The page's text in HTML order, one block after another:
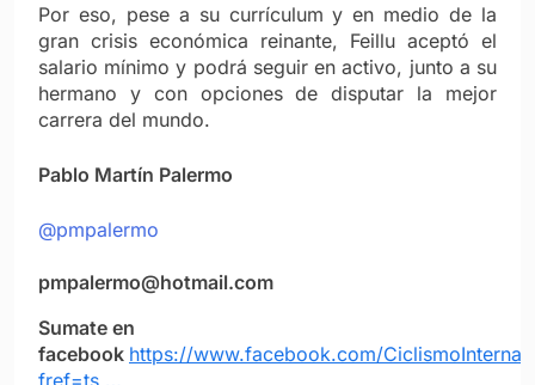
Por eso, pese a su currículum y en medio de la
gran crisis económica reinante, Feillu aceptó el
salario mínimo y podrá seguir en activo, junto a su
hermano y con opciones de disputar la mejor
carrera del mundo.
Pablo Martín Palermo
@pmpalermo
pmpalermo@hotmail.com
Sumate en
facebook https://www.facebook.com/
fref=ts …